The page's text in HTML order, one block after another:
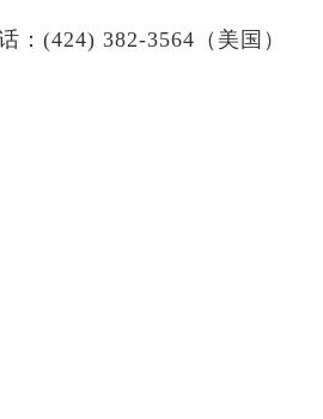
(424) 382-3564（美国）